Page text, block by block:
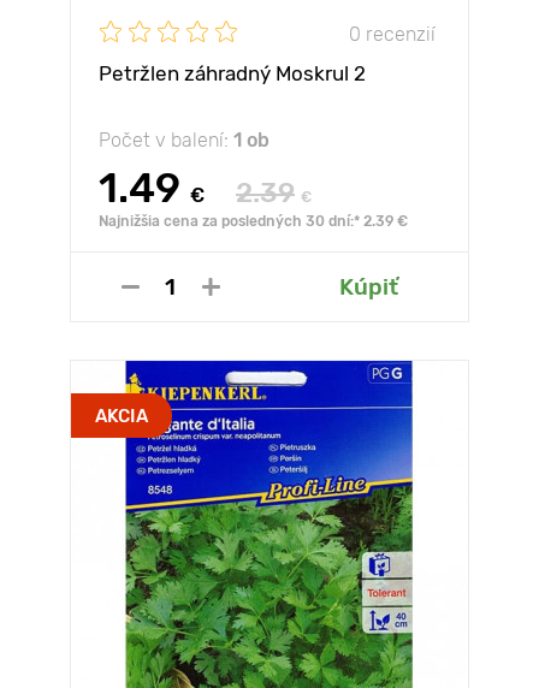
0 recenzií
Petržlen záhradný Moskrul 2
Počet v balení: 1 ob
1.49 € 2.39 €
Najnižšia cena za posledných 30 dní:* 2.39 €
Kúpiť
AKCIA